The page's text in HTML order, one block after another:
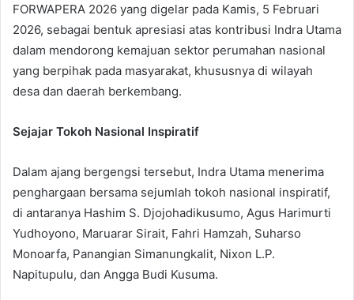
FORWAPERA 2026 yang digelar pada Kamis, 5 Februari
2026, sebagai bentuk apresiasi atas kontribusi Indra Utama
dalam mendorong kemajuan sektor perumahan nasional
yang berpihak pada masyarakat, khususnya di wilayah
desa dan daerah berkembang.
Sejajar Tokoh Nasional Inspiratif
Dalam ajang bergengsi tersebut, Indra Utama menerima
penghargaan bersama sejumlah tokoh nasional inspiratif,
di antaranya Hashim S. Djojohadikusumo, Agus Harimurti
Yudhoyono, Maruarar Sirait, Fahri Hamzah, Suharso
Monoarfa, Panangian Simanungkalit, Nixon L.P.
Napitupulu, dan Angga Budi Kusuma.